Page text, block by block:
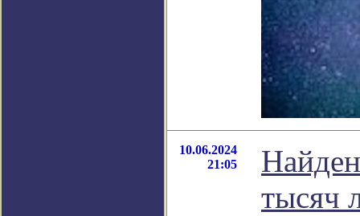
10.06.2024
21:05
тысяч